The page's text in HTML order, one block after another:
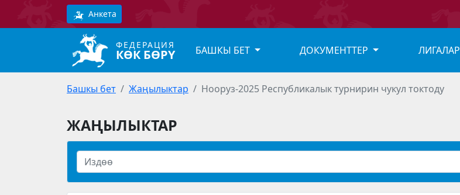
Анкета
ФЕДЕРАЦИЯ
КӨК БӨРҮ БАШКЫ БЕТ ДОКУМЕНТТЕР ЛИГАЛАР
Башкы бет Жаңылыктар Нооруз-2025 Республикалык турнирин чукул токтоду
ЖАҢЫЛЫКТАР